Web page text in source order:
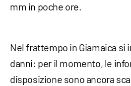
mm in poche ore.
Nel frattempo in Giamaica si
danni: per il momento, le
disposizione sono ancora